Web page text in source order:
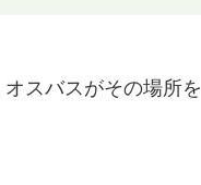
スバスがその場所を